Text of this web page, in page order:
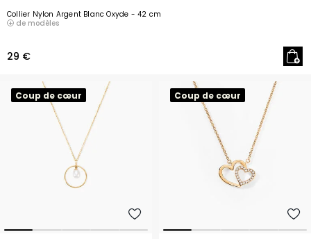
Collier Nylon Argent Blanc Oxyde - 42 cm
de modèles
29 €
Coup de cœur Coup de cœur